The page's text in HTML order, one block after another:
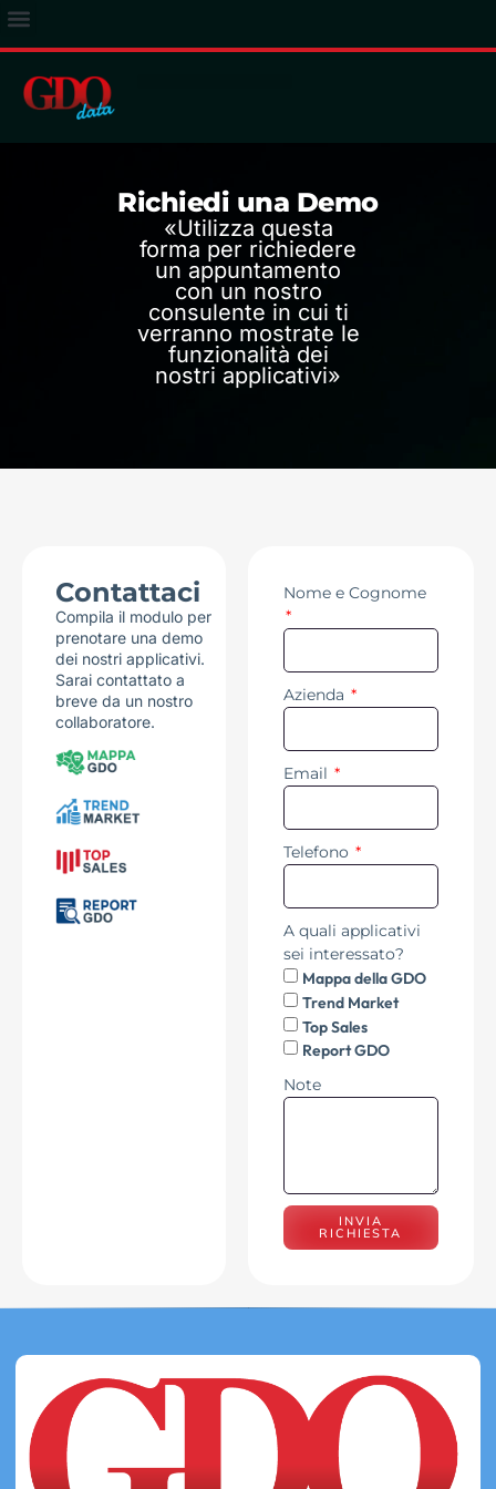
Richiedi una Demo
«Utilizza questa
forma per richiedere
un appuntamento
con un nostro
consulente in cui ti
verranno mostrate le
funzionalità dei
nostri applicativi»
Contattaci
Compila il modulo per
prenotare una demo
dei nostri applicativi.
Sarai contattato a
breve da un nostro
collaboratore.
Nome e Cognome
Azienda
Email
Telefono
A quali applicativi
sei interessato?
Mappa della GDO
Trend Market
Top Sales
Report GDO
Note
INVIA
RICHIESTA